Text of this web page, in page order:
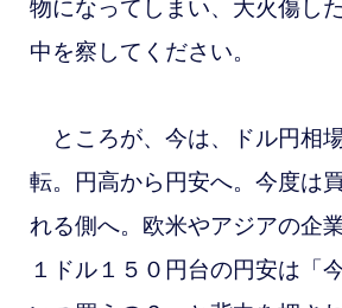
物になってしまい、大火傷し
中を察してください。
ところが、今は、ドル円相
転。円高から円安へ。今度は
れる側へ。欧米やアジアの企
１ドル１５０円台の円安は「